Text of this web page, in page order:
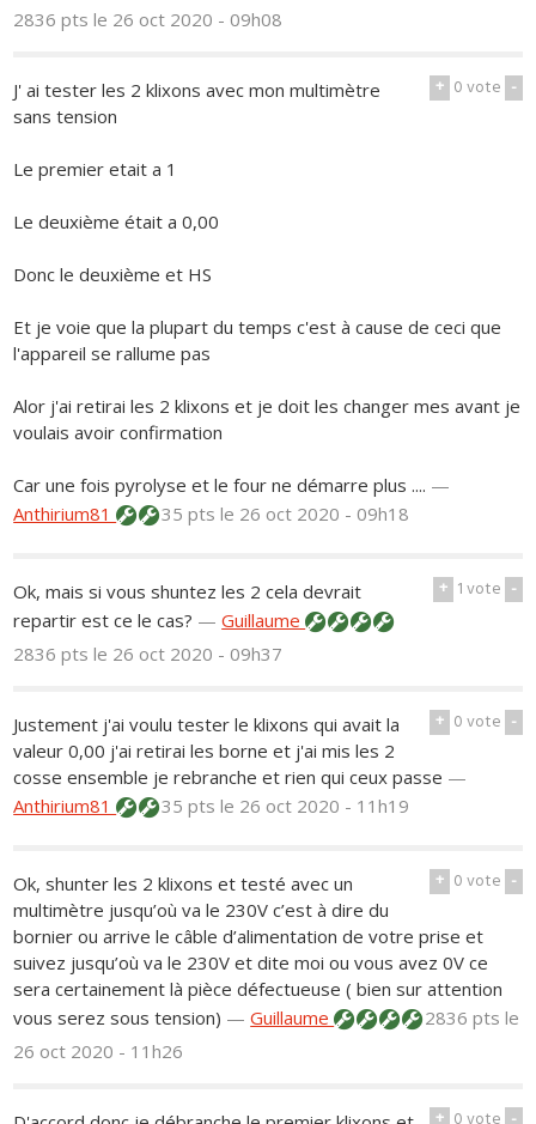
2836 ptsle 26 oct 2020 - 09h08
+ 0vote -
J' ai tester les 2 klixons avec mon multimètre
sans tension
Le premier etait a 1
Le deuxième était a 0,00
Donc le deuxième et HS
Et je voie que la plupart du temps c'est à cause de ceci que
l'appareil se rallume pas
Alor j'ai retirai les 2 klixons et je doit les changer mes avant je
voulais avoir confirmation
Car une fois pyrolyse et le four ne démarre plus .... —
Anthirium81
35 ptsle 26 oct 2020 - 09h18
+ 1vote -
Ok, mais si vous shuntez les 2 cela devrait
repartir est ce le cas? —Guillaume
2836 ptsle 26 oct 2020 - 09h37
+ 0vote -
Justement j'ai voulu tester le klixons qui avait la
valeur 0,00 j'ai retirai les borne et j'ai mis les 2
cosse ensemble je rebranche et rien qui ceux passe —
Anthirium81
35 ptsle 26 oct 2020 - 11h19
+ 0vote -
Ok, shunter les 2 klixons et testé avec un
multimètre jusqu’où va le 230V c’est à dire du
bornier ou arrive le câble d’alimentation de votre prise et
suivez jusqu’où va le 230V et dite moi ou vous avez 0V ce
sera certainement là pièce défectueuse ( bien sur attention
vous serez sous tension) —Guillaume 2836 ptsle
26 oct 2020 - 11h26